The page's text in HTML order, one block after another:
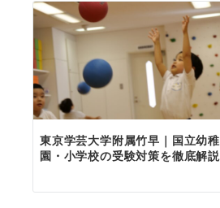
東京学芸大学附属竹早｜国立幼稚
園・小学校の受験対策を徹底解説